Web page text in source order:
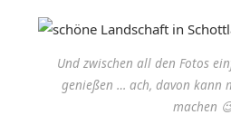
Und zwischen all den Fotos
genießen … ach, davon kann
machen